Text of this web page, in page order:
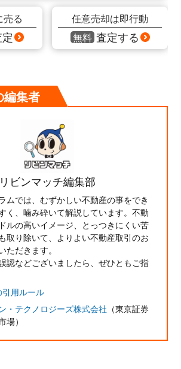
売る
任意売却は即行動
無料 査定する
編集者
リビンマッチ編集部
ムでは、むずかしい不動産の事をでき
く、噛み砕いて解説しています。不動
ルの高いイメージ、とっつきにくい苦
取り除いて、よりよい不動産取引のお
ただきます。
認などございましたら、ぜひともご指
引用ルール
・テクノロジーズ株式会社 （東京証券
場）